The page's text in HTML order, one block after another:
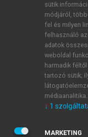
ÚJ FIÓK
1 óra díjmentes
E-MAIL-CÍM
JELSZÓ
sütik
módjáról,
fel és milyen
felhasználó
adatok
weboldal
harmadik
tartozó sütik;
médiaanalitika.
↓ 1
MARKETING